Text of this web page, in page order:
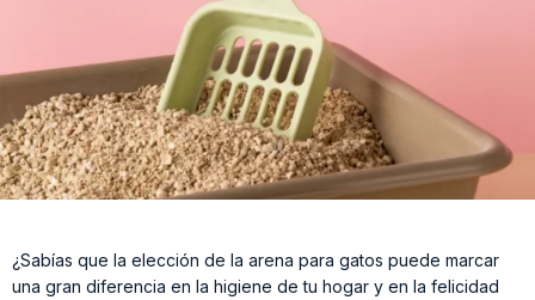
¿Sabías que la elección de la arena para gatos puede marcar
una gran diferencia en la higiene de tu hogar y en la felicidad